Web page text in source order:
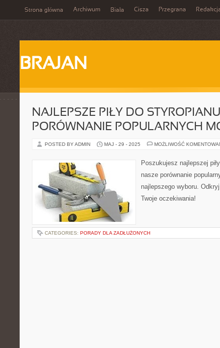
Strona główna Archiwum Biała Cisza Przegrana
BRAJAN
NAJLEPSZE PIŁY DO
PORÓWNANIE POPULARNYCH
POSTED BY ADMIN MAJ - 29 - 2025 MOŻLIWOŚĆ
Poszukujesz najlepszej
nasze porównanie
najlepszego wyboru.
Twoje oczekiwania!
CATEGORIES: PORADY DLA ZADŁUŻONYCH